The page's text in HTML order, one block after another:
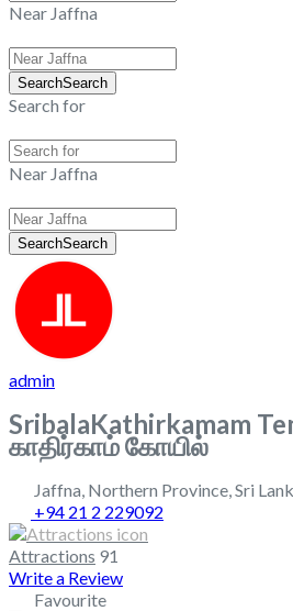
Near Jaffna
SearchSearch
Search for
Near Jaffna
SearchSearch
admin
SribalaKathirkamam
காதிர்காம் கோயில்
Jaffna Northern Province Sri
+94 21 2 229092
Attractions 91
Write a Review
Favourite